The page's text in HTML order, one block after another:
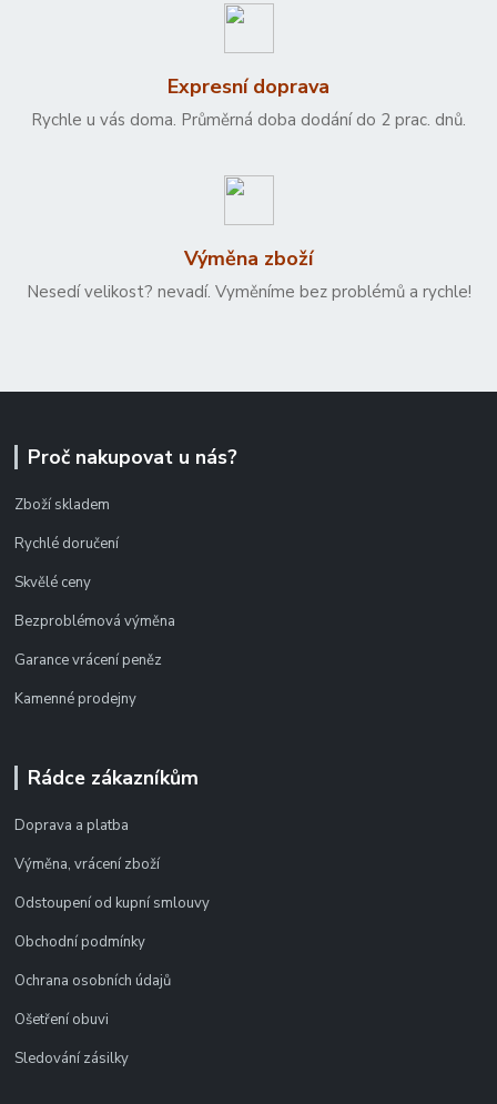
Expresní doprava
Rychle u vás doma. Průměrná doba dodání do 2 prac. dnů.
Výměna zboží
Nesedí velikost? nevadí. Vyměníme bez problémů a rychle!
Proč nakupovat u nás?
Zboží skladem
Rychlé doručení
Skvělé ceny
Bezproblémová výměna
Garance vrácení peněz
Kamenné prodejny
Rádce zákazníkům
Doprava a platba
Výměna, vrácení zboží
Odstoupení od kupní smlouvy
Obchodní podmínky
Ochrana osobních údajů
Ošetření obuvi
Sledování zásilky